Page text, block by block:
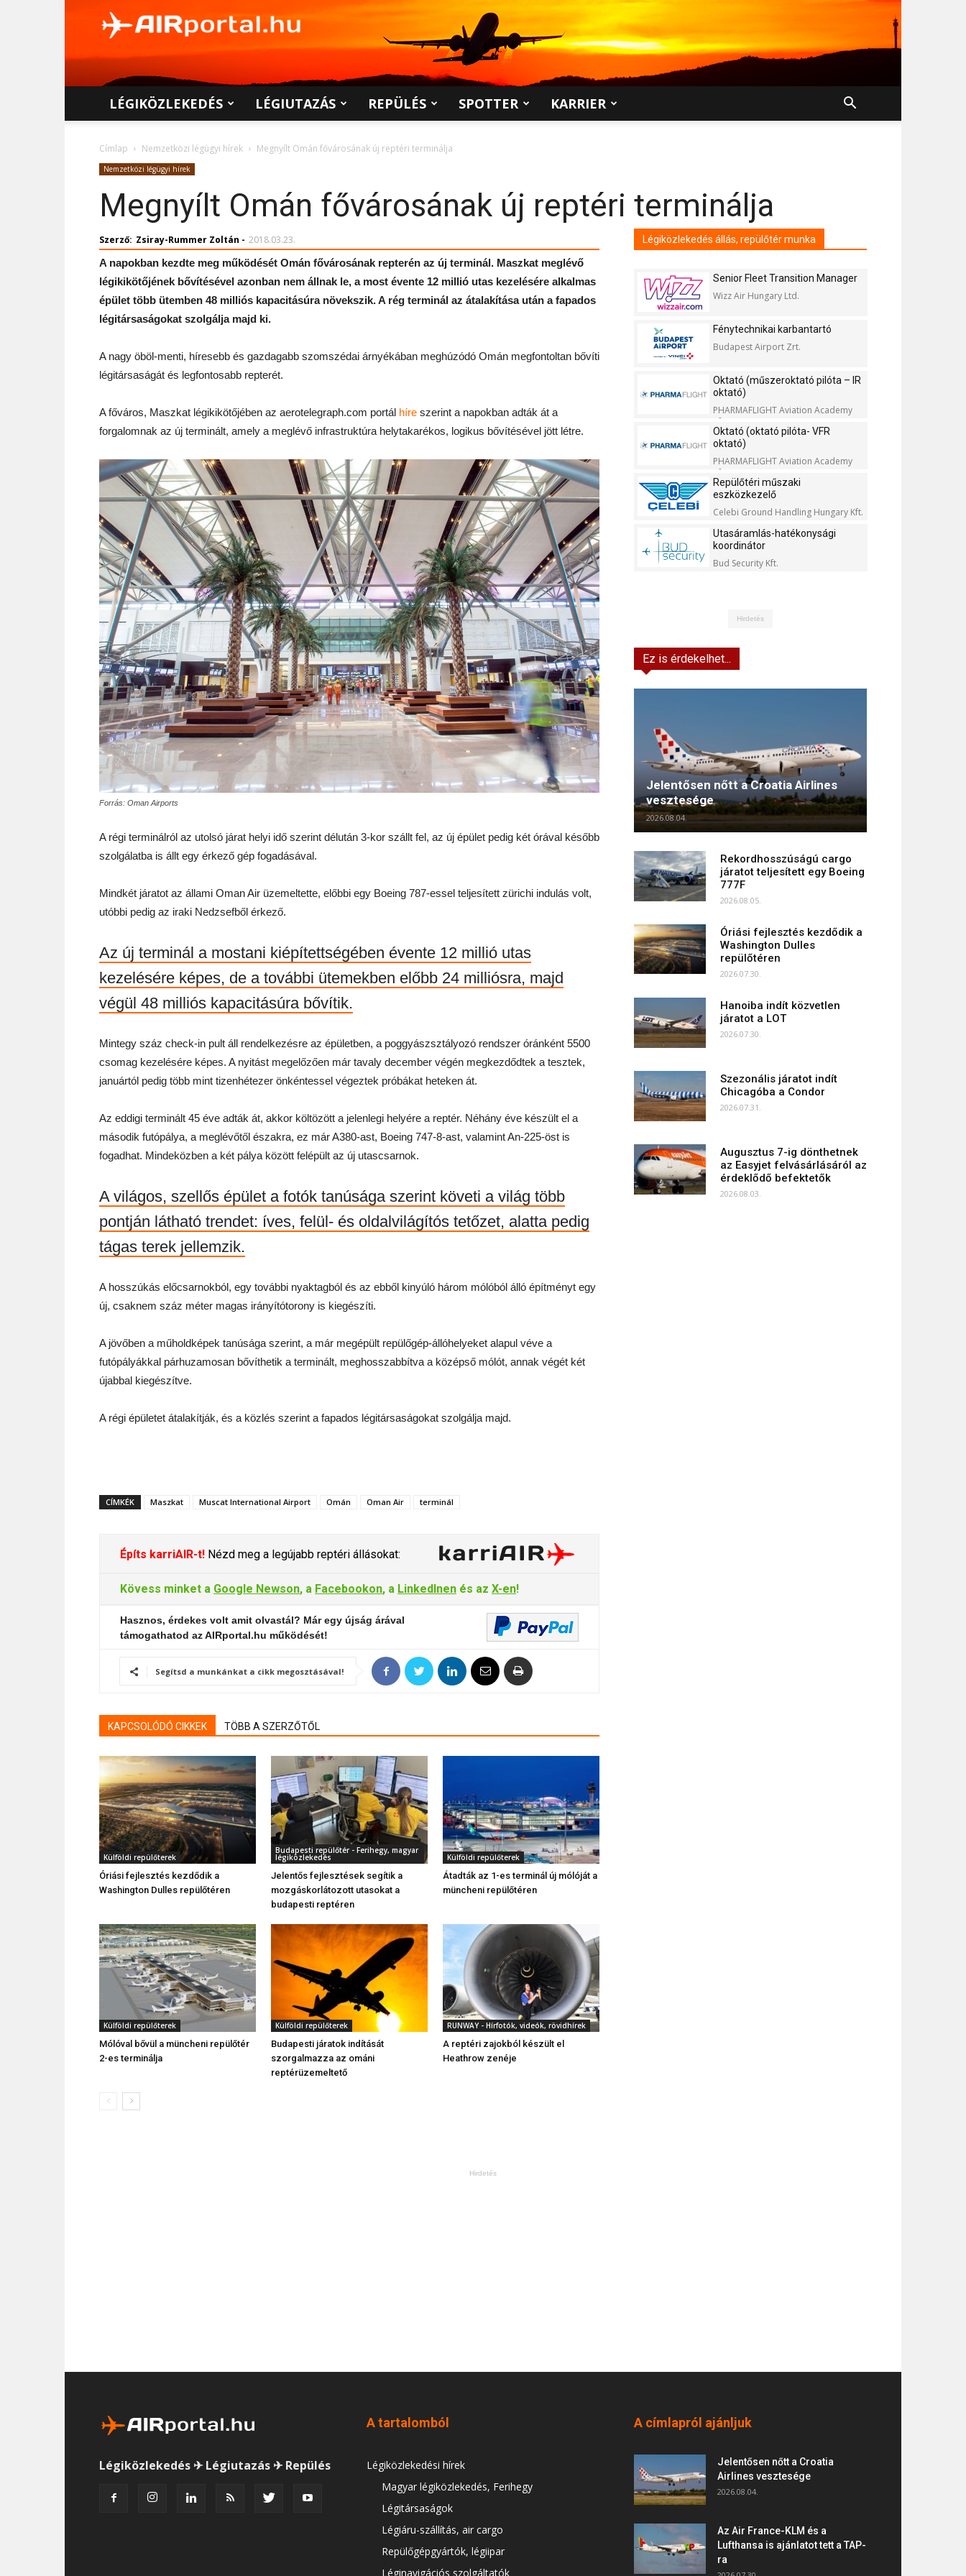
LÉGIKÖZLEKEDÉS LÉGIUTAZÁS REPÜLÉS SPOTTER KARRIER
Címlap Nemzetközi légügyi hírek Megnyílt Omán fővárosának új reptéri terminálja
Nemzetközi légügyi hírek
Megnyílt Omán fővárosának új reptéri terminálja
Szerző: Zsiray-Rummer Zoltán - 2018.03.23.
A napokban kezdte meg működését Omán fővárosának repterén az új terminál. Maszkat meglévő
légikikötőjének bővítésével azonban nem állnak le, a most évente 12 millió utas kezelésére alkalmas
épület több ütemben 48 milliós kapacitásúra növekszik. A rég terminál az átalakítása után a fapados
légitársaságokat szolgálja majd ki.
A nagy öböl-menti, híresebb és gazdagabb szomszédai árnyékában meghúzódó Omán megfontoltan bővíti
légitársaságát és legfontosabb repterét.
A főváros, Maszkat légikikötőjében az aerotelegraph.com portál híre szerint a napokban adták át a
forgalomnak az új terminált, amely a meglévő infrastruktúra helytakarékos, logikus bővítésével jött létre.
Forrás: Oman Airports
A régi terminálról az utolsó járat helyi idő szerint délután 3-kor szállt fel, az új épület pedig két órával később
szolgálatba is állt egy érkező gép fogadásával.
Mindkét járatot az állami Oman Air üzemeltette, előbbi egy Boeing 787-essel teljesített zürichi indulás volt,
utóbbi pedig az iraki Nedzsefből érkező.
Az új terminál a mostani kiépítettségében évente 12 millió utas
kezelésére képes, de a további ütemekben előbb 24 milliósra, majd
végül 48 milliós kapacitásúra bővítik.
Mintegy száz check-in pult áll rendelkezésre az épületben, a poggyászsztályozó rendszer óránként 5500
csomag kezelésére képes. A nyitást megelőzően már tavaly december végén megkezdődtek a tesztek,
januártól pedig több mint tizenhétezer önkéntessel végeztek próbákat heteken át.
Az eddigi terminált 45 éve adták át, akkor költözött a jelenlegi helyére a reptér. Néhány éve készült el a
második futópálya, a meglévőtől északra, ez már A380-ast, Boeing 747-8-ast, valamint An-225-öst is
fogadhat. Mindeközben a két pálya között felépült az új utascsarnok.
A világos, szellős épület a fotók tanúsága szerint követi a világ több
pontján látható trendet: íves, felül- és oldalvilágítós tetőzet, alatta pedig
tágas terek jellemzik.
A hosszúkás előcsarnokból, egy további nyaktagból és az ebből kinyúló három mólóból álló építményt egy
új, csaknem száz méter magas irányítótorony is kiegészíti.
A jövőben a műholdképek tanúsága szerint, a már megépült repülőgép-állóhelyeket alapul véve a
futópályákkal párhuzamosan bővíthetik a terminált, meghosszabbítva a középső mólót, annak végét két
újabbal kiegészítve.
A régi épületet átalakítják, és a közlés szerint a fapados légitársaságokat szolgálja majd.
CÍMKÉK Maszkat Muscat International Airport Omán Oman Air terminál
Építs karriAIR-t! Nézd meg a legújabb reptéri állásokat:
Kövess minket a Google Newson, a Facebookon, a LinkedInen és az X-en!
Hasznos, érdekes volt amit olvastál? Már egy újság árával
támogathatod az AIRportal.hu működését!
Segítsd a munkánkat a cikk megosztásával!
KAPCSOLÓDÓ CIKKEK TÖBB A SZERZŐTŐL
Külföldi repülőterek
Óriási fejlesztés kezdődik a
Washington Dulles repülőtéren
Budapesti repülőtér - Ferihegy, magyar
légiközlekedés
Jelentős fejlesztések segítik a
mozgáskorlátozott utasokat a
budapesti reptéren
Külföldi repülőterek
Átadták az 1-es terminál új mólóját a
müncheni repülőtéren
Külföldi repülőterek
Mólóval bővül a müncheni repülőtér
2-es terminálja
Külföldi repülőterek
Budapesti járatok indítását
szorgalmazza az ománi
reptérüzemeltető
RUNWAY - Hírfotók, videók, rövidhírek
A reptéri zajokból készült el
Heathrow zenéje
Légiközlekedés állás, repülőtér munka
Senior Fleet Transition Manager
Wizz Air Hungary Ltd.
Fénytechnikai karbantartó
Budapest Airport Zrt.
Oktató (műszeroktató pilóta – IR
oktató)
PHARMAFLIGHT Aviation Academy
Kft.
Oktató (oktató pilóta- VFR
oktató)
PHARMAFLIGHT Aviation Academy
Kft.
Repülőtéri műszaki
eszközkezelő
Celebi Ground Handling Hungary Kft.
Utasáramlás-hatékonysági
koordinátor
Bud Security Kft.
Hirdetés
Ez is érdekelhet...
Jelentősen nőtt a Croatia Airlines
vesztesége
2026.08.04.
Rekordhosszúságú cargo
járatot teljesített egy Boeing
777F
2026.08.05.
Óriási fejlesztés kezdődik a
Washington Dulles
repülőtéren
2026.07.30.
Hanoiba indít közvetlen
járatot a LOT
2026.07.30.
Szezonális járatot indít
Chicagóba a Condor
2026.07.31.
Augusztus 7-ig dönthetnek
az Easyjet felvásárlásáról az
érdeklődő befektetők
2026.08.03.
Hirdetés
Légiközlekedés ✈ Légiutazás ✈ Repülés
A tartalomból
Légiközlekedési hírek
Magyar légiközlekedés, Ferihegy
Légitársaságok
Légiáru-szállítás, air cargo
Repülőgépgyártók, légiipar
Léginavigációs szolgáltatók
A címlapról ajánljuk
Jelentősen nőtt a Croatia
Airlines vesztesége
2026.08.04.
Az Air France-KLM és a
Lufthansa is ajánlatot tett a TAP-
ra